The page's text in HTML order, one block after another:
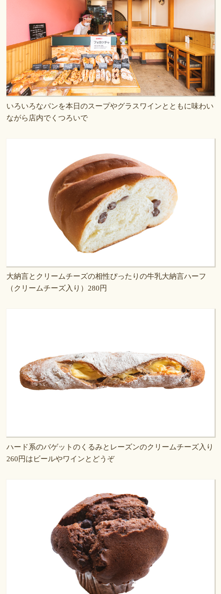
いろいろなパンを本日のスープやグラスワインとともに味わい
ながら店内でくつろいで
大納言とクリームチーズの相性ぴったりの牛乳大納言ハーフ
（クリームチーズ入り）280円
ハード系のバゲットのくるみとレーズンのクリームチーズ入り
260円はビールやワインとどうぞ